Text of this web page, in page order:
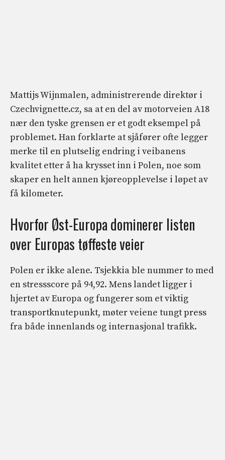
Mattijs Wijnmalen, administrerende direktør i
Czechvignette.cz, sa at en del av motorveien A18
nær den tyske grensen er et godt eksempel på
problemet. Han forklarte at sjåfører ofte legger
merke til en plutselig endring i veibanens
kvalitet etter å ha krysset inn i Polen, noe som
skaper en helt annen kjøreopplevelse i løpet av
få kilometer.
Hvorfor Øst-Europa dominerer listen
over Europas tøffeste veier
Polen er ikke alene. Tsjekkia ble nummer to med
en stressscore på 94,92. Mens landet ligger i
hjertet av Europa og fungerer som et viktig
transportknutepunkt, møter veiene tungt press
fra både innenlands og internasjonal trafikk.